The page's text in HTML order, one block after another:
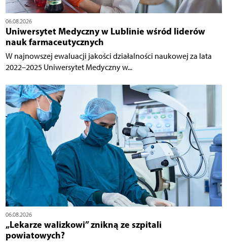
06.08.2026
Uniwersytet Medyczny w Lublinie wśród liderów
nauk farmaceutycznych
W najnowszej ewaluacji jakości działalności naukowej za lata
2022–2025 Uniwersytet Medyczny w...
06.08.2026
„Lekarze walizkowi” znikną ze szpitali
powiatowych?